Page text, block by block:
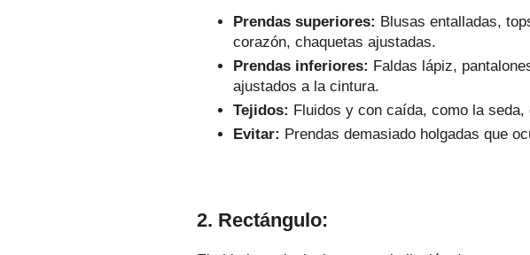
Prendas superiores: Blusas entalladas,
corazón, chaquetas ajustadas.
Prendas inferiores: Faldas lápiz,
ajustados a la cintura.
Tejidos: Fluidos y con caída, como la seda,
Evitar: Prendas demasiado holgadas que
2. Rectángulo: